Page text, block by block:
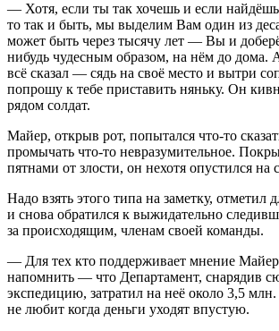
— Хотя, если ты так хочешь и если
то так и быть, мы выделим Вам один из
может быть через тысячу лет — Вы и
нибудь чудесным образом, на нём до дома.
всё сказал — сядь на своё место и вытри
попрошу к тебе приставить няньку. Он
рядом солдат.
Майер, открыв рот, попытался что-то
промычать что-то невразумительное.
пятнами от злости, он нехотя опустился на
Надо взять этого типа на заметку, отметил
и снова обратился к выжидательно
за происходящим, членам своей команды.
— Для тех кто поддерживает мнение
напомнить — что Департамент, снарядив
экспедицию, затратил на неё около 3,5
не любит когда деньги уходят впустую.